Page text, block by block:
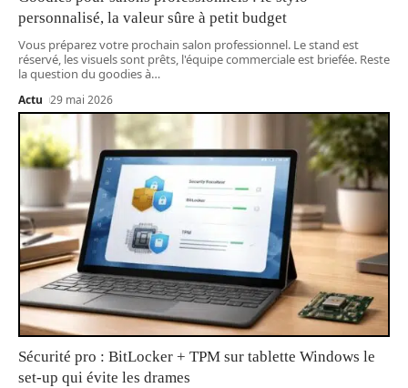
personnalisé, la valeur sûre à petit budget
Vous préparez votre prochain salon professionnel. Le stand est
réservé, les visuels sont prêts, l'équipe commerciale est briefée. Reste
la question du goodies à…
Actu 29 mai 2026
Sécurité pro : BitLocker + TPM sur tablette Windows le
set-up qui évite les drames